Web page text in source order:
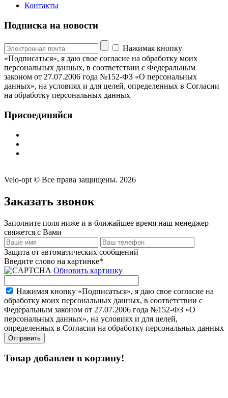
Контакты
Подписка на новости
Нажимая кнопку
«Подписаться», я даю свое согласие на обработку моих
персональных данных, в соответствии с Федеральным
законом от 27.07.2006 года №152-ФЗ «О персональных
данных», на условиях и для целей, определенных в Согласии
на обработку персональных данных
Присоединяйся
Velo-opt © Все права защищены. 2026
Заказать звонок
Заполните поля ниже и в ближайшее время наш менеджер
свяжется с Вами
Защита от автоматических сообщений
Введите слово на картинке*
Обновить картинку
Нажимая кнопку «Подписаться», я даю свое согласие на
обработку моих персональных данных, в соответствии с
Федеральным законом от 27.07.2006 года №152-ФЗ «О
персональных данных», на условиях и для целей,
определенных в Согласии на обработку персональных данных
Товар добавлен в корзину!